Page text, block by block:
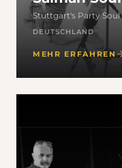
Stuttgart's Party Soul
DEUTSCHLAND
MEHR ERFAHREN